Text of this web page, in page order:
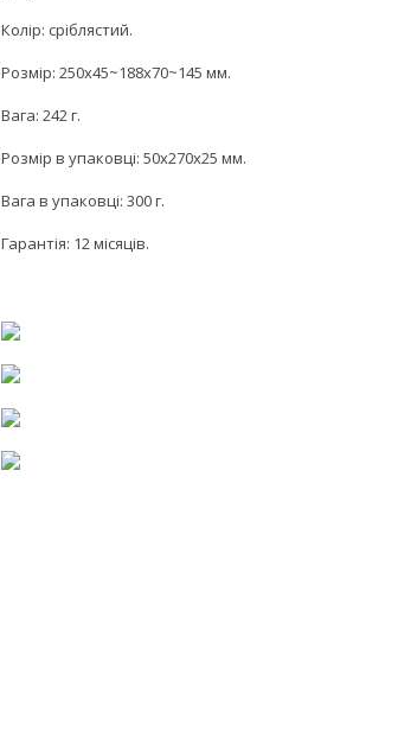
Колір: сріблястий.
Розмір: 250x45~188x70~145 мм.
Вага: 242 г.
Розмір в упаковці: 50x270x25 мм.
Вага в упаковці: 300 г.
Гарантія: 12 місяців.